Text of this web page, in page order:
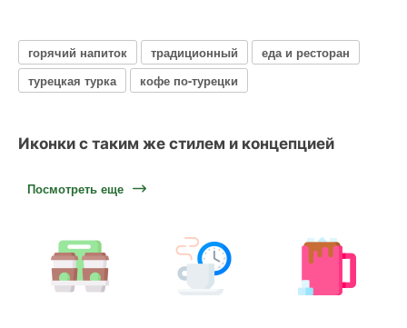
горячий напиток традиционный
еда и ресторан
турецкая турка
кофе по-турецки
Иконки с таким же стилем и концепцией
Посмотреть еще